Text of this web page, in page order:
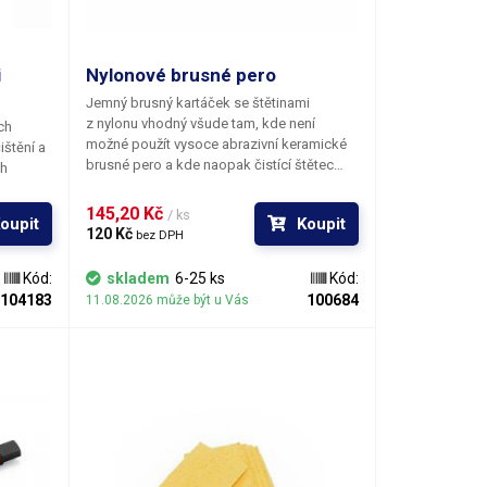
je
nebo
v el.
Kód:
104183
Nylonové brusné pero
Jemný brusný kartáček se štětinami
z nylonu vhodný všude tam, kde není
možné použít vysoce abrazivní keramické
brusné pero a kde naopak čistící štětec
nečistot bez rizika poškození součástek.
Použití v kombinaci s průmyslovými
polárními rozpouštědly jako je líh nebo
isopropyl alkohol je možné a například při
odstranění kalafuny nebo flux pasty či
mastnot jej doporučujeme.
145,20 Kč / ks
120 Kč bez DPH
Koupit
skladem 6-25 ks
11.08.2026 může být u Vás
Kód:
100684